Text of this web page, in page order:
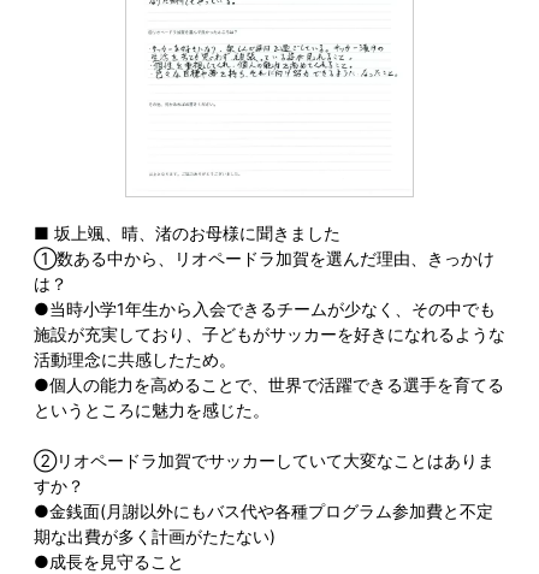
■ 坂上颯、晴、渚のお母様に聞きました
①数ある中から、リオペードラ加賀を選んだ理由、きっかけ
は？
●当時小学1年生から入会できるチームが少なく、その中でも
施設が充実しており、子どもがサッカーを好きになれるような
活動理念に共感したため。
●個人の能力を高めることで、世界で活躍できる選手を育てる
というところに魅力を感じた。
②リオペードラ加賀でサッカーしていて大変なことはありま
すか？
●金銭面(月謝以外にもバス代や各種プログラム参加費と不定
期な出費が多く計画がたたない)
●成長を見守ること